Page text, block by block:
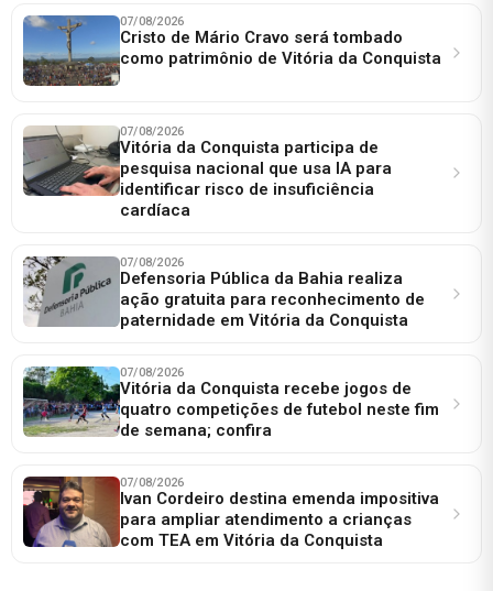
07/08/2026
Cristo de Mário Cravo será tombado
como patrimônio de Vitória da Conquista
07/08/2026
Vitória da Conquista participa de
pesquisa nacional que usa IA para
identificar risco de insuficiência
cardíaca
07/08/2026
Defensoria Pública da Bahia realiza
ação gratuita para reconhecimento de
paternidade em Vitória da Conquista
07/08/2026
Vitória da Conquista recebe jogos de
quatro competições de futebol neste fim
de semana; confira
07/08/2026
Ivan Cordeiro destina emenda impositiva
para ampliar atendimento a crianças
com TEA em Vitória da Conquista